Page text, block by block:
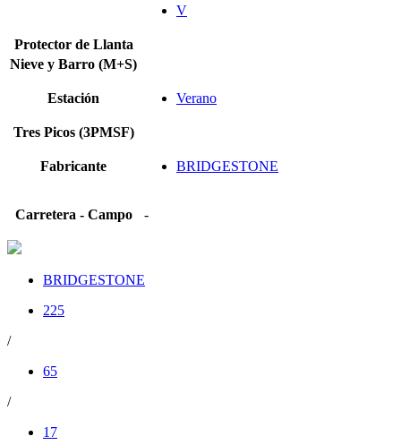
V
Protector de Llanta
Nieve y Barro (M+S)
Estación Verano
Tres Picos (3PMSF)
Fabricante BRIDGESTONE
Carretera - Campo -
BRIDGESTONE
225
/
65
/
17